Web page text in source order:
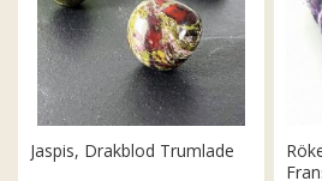
Jaspis, Drakblod Trumlade